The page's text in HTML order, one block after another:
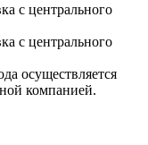
с центрального
с центрального
осуществляется
компанией.